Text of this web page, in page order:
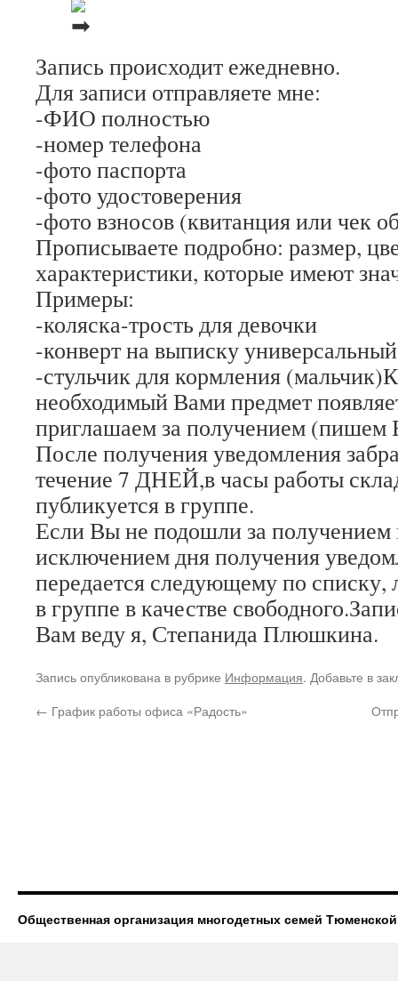
Запись происходит ежедневно.
Для записи отправляете мне:
-ФИО полностью
-номер телефона
-фото паспорта
-фото удостоверения
-фото взносов (квитанция или чек
Прописываете подробно: размер,
характеристики, которые имеют
Примеры:
-коляска-трость для девочки
-конверт на выписку
-стульчик для кормления
необходимый Вами предмет
приглашаем за получением (пишем
После получения уведомления
течение 7 ДНЕЙ,в часы работы
публикуется в группе.
Если Вы не подошли за получением
исключением дня получения
передается следующему по списку,
в группе в качестве
Вам веду я, Степанида Плюшкина.
Запись опубликована в рубрике Информация. Добавьте в
← График работы офиса «Радость»
Общественная организация многодетных семей